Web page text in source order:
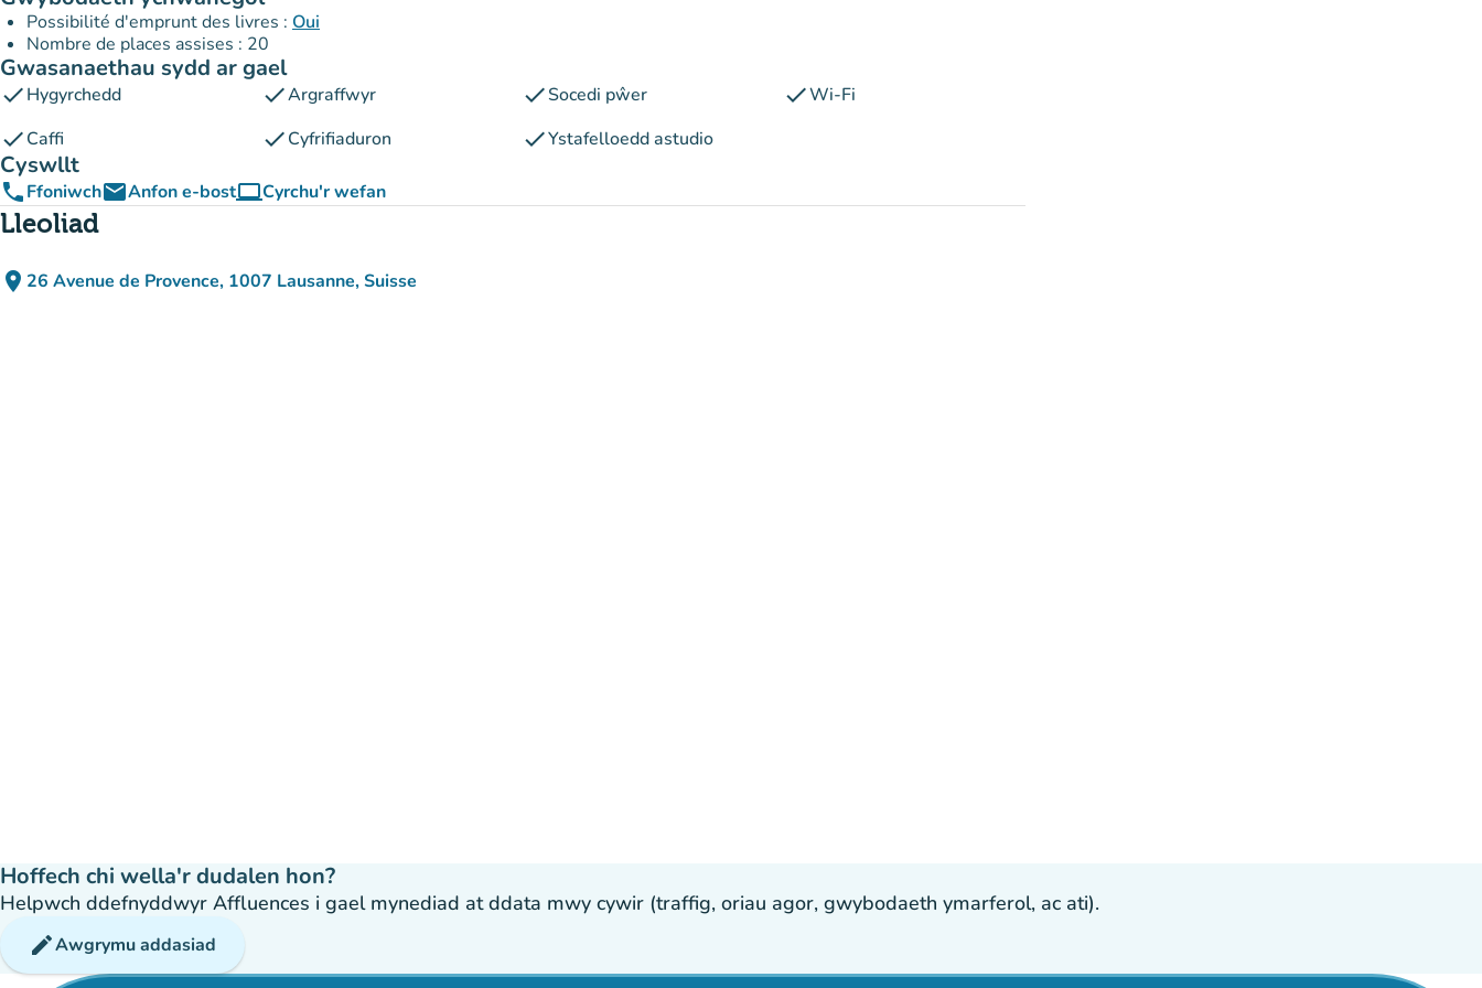
Possibilité d'emprunt des livres : Oui
Nombre de places assises : 20
Gwasanaethau sydd ar gael
checkHygyrchedd checkArgraffwyr checkSocedi pŵer checkWi-Fi
checkCaffi checkCyfrifiaduron checkYstafelloedd astudio
Cyswllt
phoneFfoniwchemailAnfon e-bostcomputerCyrchu'r wefan
(tab newydd)
Lleoliad
place 26 Avenue de Provence, 1007 Lausanne, Suisse
(agor yn Google Maps)
(tab newydd)
Hoffech chi wella'r dudalen hon?
Helpwch ddefnyddwyr Affluences i gael mynediad at ddata mwy cywir (traffig, oriau agor, gwybodaeth ymarferol, ac ati).
editAwgrymu addasiad